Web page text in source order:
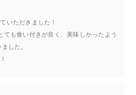
いただきました！
ても食い付きが良く、美味しかったよう
した。